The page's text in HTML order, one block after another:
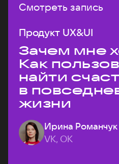
Смотреть запись
Продукт UX&UI
Зачем мне
Как
найти
в
жизни
Ирина Романчук
VK, ОК